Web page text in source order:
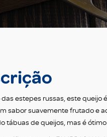
das estepes russas, este
sabor suavemente frutado e
tábuas de queijos, mas é